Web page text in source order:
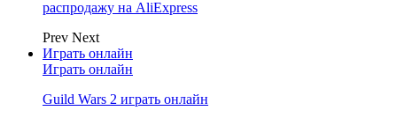
распродажу на AliExpress
Prev Next
Играть онлайн
Играть онлайн
Guild Wars 2 играть онлайн